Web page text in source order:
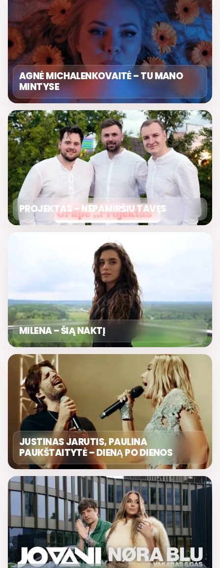
AGNĖ MICHALENKOVAITĖ – TU MANO
MINTYSE
PROJEKTAS – NEPAMIRŠIU TAVĘS
MILENA – ŠIĄ NAKTĮ
JUSTINAS JARUTIS, PAULINA
PAUKŠTAITYTĖ – DIENĄ PO DIENOS